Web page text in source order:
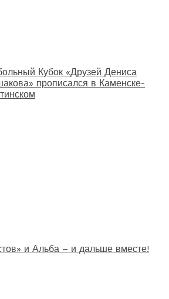
Кубок «Друзей Дениса
прописался в Каменске-
и Альба – и дальше вместе!